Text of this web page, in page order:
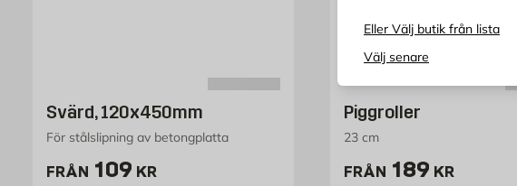
Eller Välj butik från lista
Välj senare
Svärd, 120x450mm
För stålslipning av betongplatta
FRÅN Pris 109 kr
109 KR
Piggroller
23 cm
FRÅN Pris 189 kr
189 KR